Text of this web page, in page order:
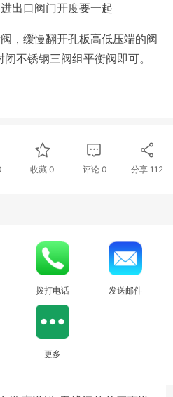
出口阀门开度要一起
，缓慢翻开孔板高低压端的阀
不锈钢三阀组平衡阀即可。
收藏 0 评论 0 分享 112
拨打电话 发送邮件
更多